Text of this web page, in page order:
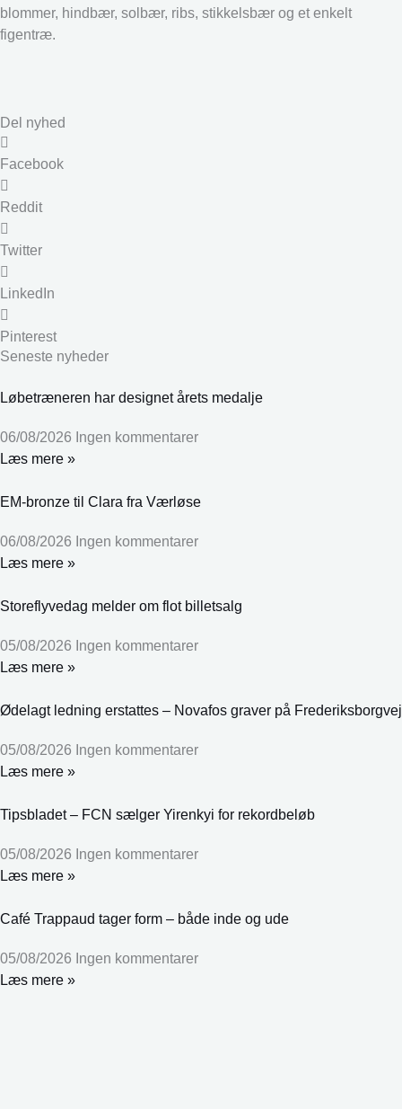
blommer, hindbær, solbær, ribs, stikkelsbær og et enkelt
figentræ.
Del nyhed
Facebook
Reddit
Twitter
LinkedIn
Pinterest
Seneste nyheder
Løbetræneren har designet årets medalje
06/08/2026 Ingen kommentarer
Læs mere »
EM-bronze til Clara fra Værløse
06/08/2026 Ingen kommentarer
Læs mere »
Storeflyvedag melder om flot billetsalg
05/08/2026 Ingen kommentarer
Læs mere »
Ødelagt ledning erstattes – Novafos graver på Frederiksborgvej
05/08/2026 Ingen kommentarer
Læs mere »
Tipsbladet – FCN sælger Yirenkyi for rekordbeløb
05/08/2026 Ingen kommentarer
Læs mere »
Café Trappaud tager form – både inde og ude
05/08/2026 Ingen kommentarer
Læs mere »